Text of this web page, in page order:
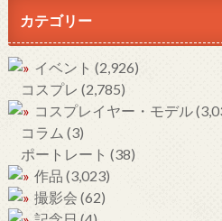
カテゴリー
イベント (2,926)
コスプレ (2,785)
コスプレイヤー・モデル
コラム (3)
ポートレート (38)
作品 (3,023)
撮影会 (62)